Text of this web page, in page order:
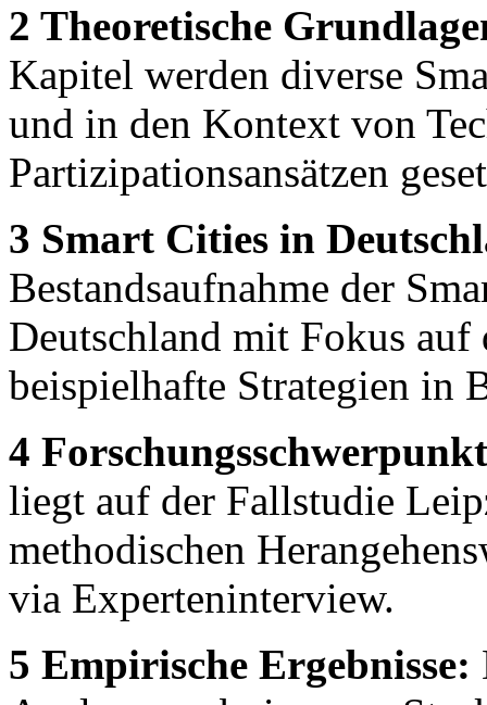
2 Theoretische
Kapitel werden diverse
und in den Kontext von
Partizipationsansätzen
3 Smart Cities in
Bestandsaufnahme der
Deutschland mit Fokus
beispielhafte Strategien in
4
liegt auf der Fallstudie
methodischen
via Experteninterview.
5 Empirische Ergebnisse: